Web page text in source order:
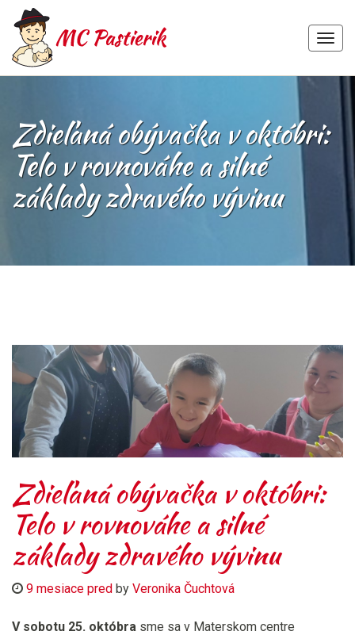
content
Zdieľaná obývačka v októbri:
Telo v rovnováhe a silné
základy zdravého vývinu
Zdieľaná obývačka v októbri:
Telo v rovnováhe a silné
základy zdravého vývinu
9 mesiace pred by Veronika Čuchtová
V sobotu 25. októbra sme sa v Materskom centre